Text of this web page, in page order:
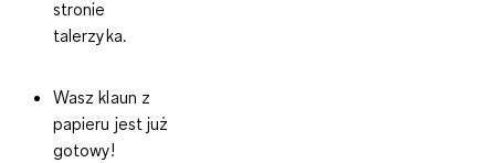
stronie
talerzyka.
Wasz klaun z
papieru jest już
gotowy!